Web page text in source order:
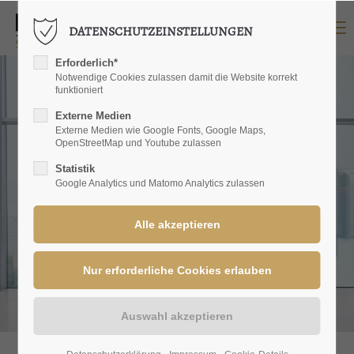
LOGIN
Benutzername
Passwort
Anmelden
|Lost your password?
SUPPORT
DATENSCHUTZEINSTELLUNGEN
Erforderlich*
Notwendige Cookies zulassen damit die Website korrekt
funktioniert
Externe Medien
Externe Medien wie Google Fonts, Google Maps,
OpenStreetMap und Youtube zulassen
Statistik
Google Analytics und Matomo Analytics zulassen